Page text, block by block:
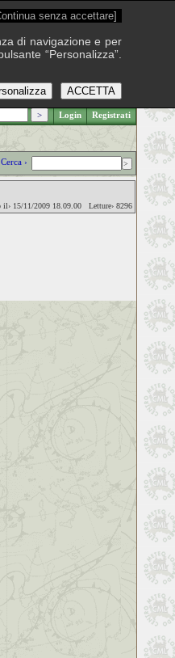
.: Domenica 9 agosto 2026
Login Registrati
Cerca ›
il› 15/11/2009 18.09.00 Letture› 8296
senza accettare]
di navigazione e per
“Personalizza”.
ACCETTA